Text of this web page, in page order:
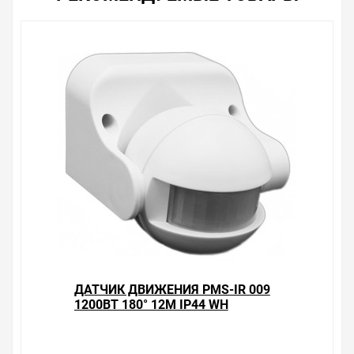
вариантов, вы всегда можете выбрать наиболее
удобный. Датчик движения потолочный PMS-IR 024
1200Вт 360° 2-6м IP20 WH Jazzway , можно получить в
пункте выдачи, или заказать курьерскую доставку до
двери. Закажите выгодную доставку в Ваш город или
прямо к вашей двери. Это удобнее, чем объезжать
магазины, тратить время, выбирать из того, что
предлагают, а не покупать то, что нужно, что хочется.
Брак – это исключение в нашем ассортименте. Если он
выявлен, то возврат товара осуществляется в
соответствии с Законом Российской Федерации «О
защите прав потребителя». Это не значит, что нужно
тратить много времени на решение проблемы.
товар на то, который соответствует ожиданиям, или
возвращаем деньги.
ДАТЧИК ДВИЖЕНИЯ PMS-IR 009
1200ВТ 180° 12М IP44 WH